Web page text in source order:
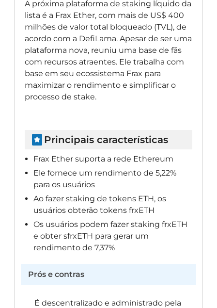
A próxima plataforma de staking líquido da
lista é a Frax Ether, com mais de US$ 400
milhões de valor total bloqueado (TVL), de
acordo com a DefiLama. Apesar de ser uma
plataforma nova, reuniu uma base de fãs
com recursos atraentes. Ele trabalha com
base em seu ecossistema Frax para
maximizar o rendimento e simplificar o
processo de stake.
Principais características
Frax Ether suporta a rede Ethereum
Ele fornece um rendimento de 5,22%
para os usuários
Ao fazer staking de tokens ETH, os
usuários obterão tokens frxETH
Os usuários podem fazer staking frxETH
e obter sfrxETH para gerar um
rendimento de 7,37%
Prós e contras
É descentralizado e administrado pela